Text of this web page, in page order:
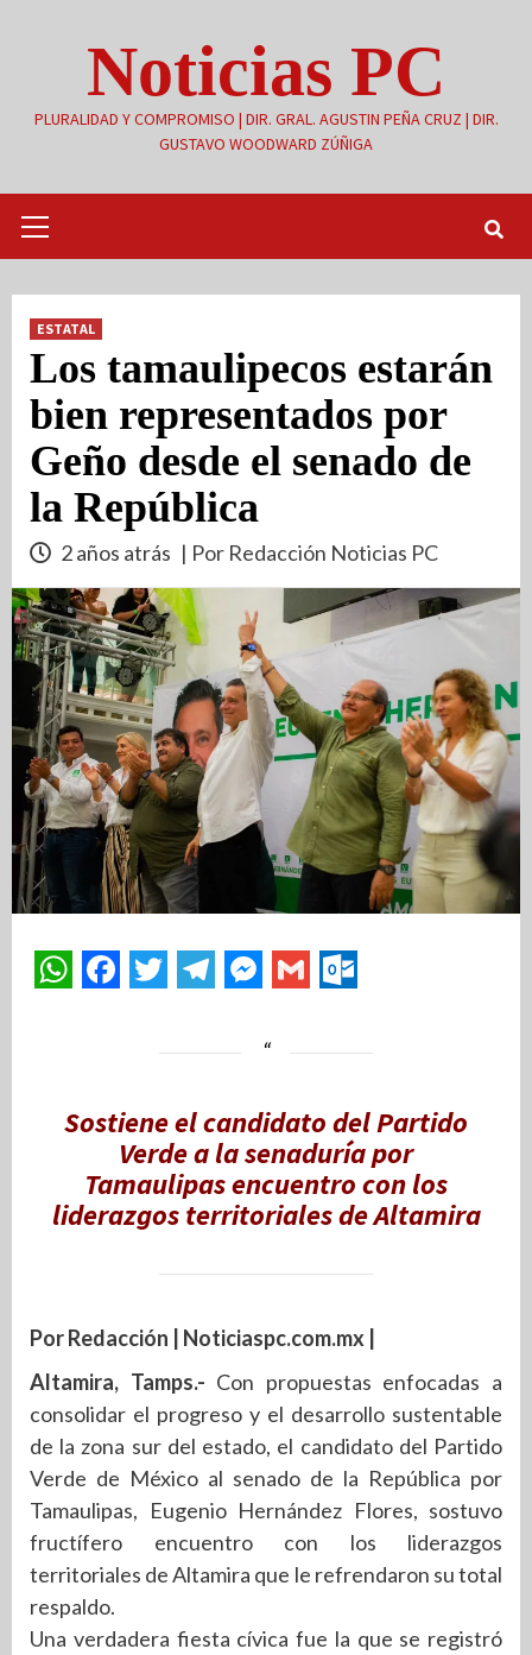
Noticias PC
PLURALIDAD Y COMPROMISO | DIR. GRAL. AGUSTIN PEÑA CRUZ | DIR.
GUSTAVO WOODWARD ZÚÑIGA
primario
ESTATAL
Los tamaulipecos estarán
bien representados por
Geño desde el senado de
la República
2 años atrás | Por Redacción Noticias PC
Sostiene el candidato del Partido
Verde a la senaduría por
Tamaulipas encuentro con los
liderazgos territoriales de Altamira
Por Redacción | Noticiaspc.com.mx |
Altamira, Tamps.- Con propuestas enfocadas a
consolidar el progreso y el desarrollo sustentable
de la zona sur del estado, el candidato del Partido
Verde de México al senado de la República por
Tamaulipas, Eugenio Hernández Flores, sostuvo
fructífero encuentro con los liderazgos
territoriales de Altamira que le refrendaron su total
respaldo.
Una verdadera fiesta cívica fue la que se registró